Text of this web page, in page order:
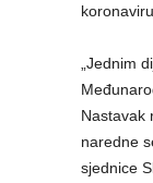
„Jednim
Nastavak
naredne
sjednice